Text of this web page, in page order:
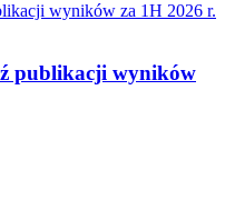
publikacji wyników